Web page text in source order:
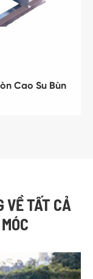
Cao Su Bùn
VỀ TẤT CẢ